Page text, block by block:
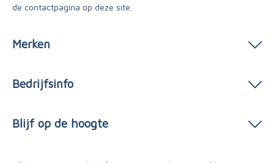
de contactpagina op deze site.
Merken
Bedrijfsinfo
Blijf op de hoogte